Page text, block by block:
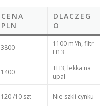
CENA
PLN
DLACZEG
O
3800
1100 m³/h, filtr
H13
1400
TH3, lekka na
upał
120 /10 szt Nie szkli cynku